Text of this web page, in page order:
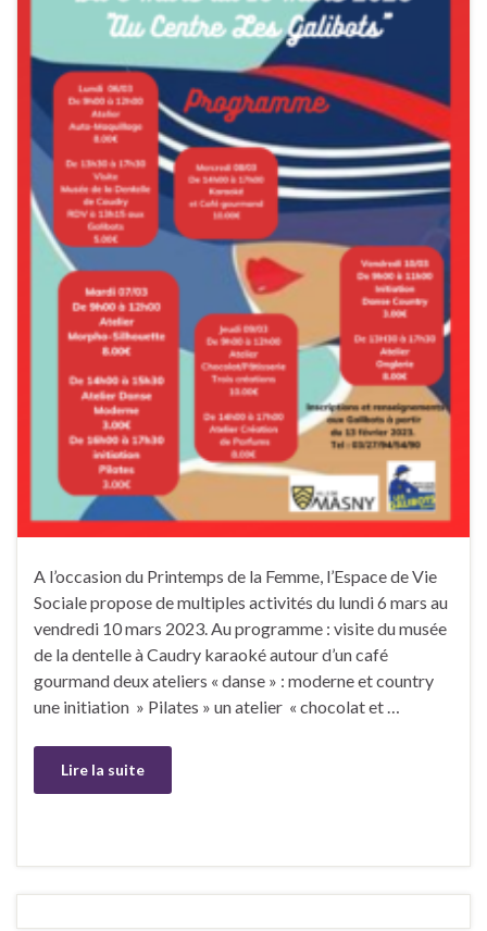
A l’occasion du Printemps de la Femme, l’Espace de Vie
Sociale propose de multiples activités du lundi 6 mars au
vendredi 10 mars 2023. Au programme : visite du musée
de la dentelle à Caudry karaoké autour d’un café
gourmand deux ateliers « danse » : moderne et country
une initiation » Pilates » un atelier « chocolat et …
Lire la suite